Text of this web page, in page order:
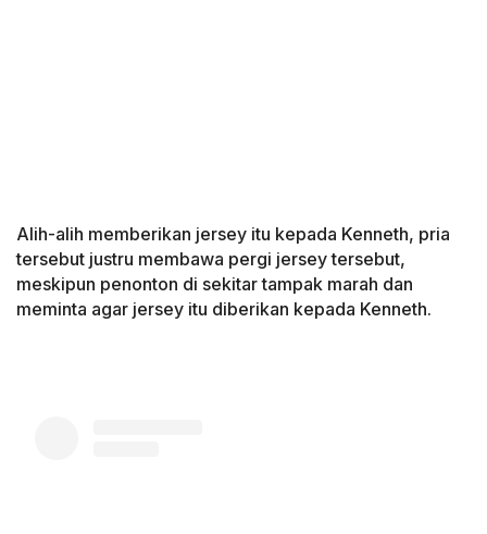
Alih-alih memberikan jersey itu kepada Kenneth, pria
tersebut justru membawa pergi jersey tersebut,
meskipun penonton di sekitar tampak marah dan
meminta agar jersey itu diberikan kepada Kenneth.